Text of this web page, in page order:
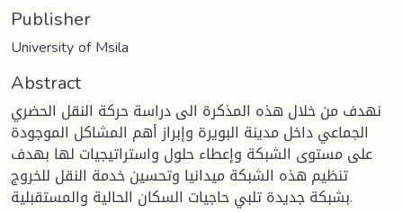
Publisher
University of Msila
Abstract
نهدف من خلال هذه المذكرة الى دراسة حركة النقل الحضري
الجماعي داخل مدينة البويرة وإبراز أهم المشاكل الموجودة
على مستوى الشبكة وإعطاء حلول واستراتيجيات لها بهدف
تنظيم هذه الشبكة ميدانيا وتحسين خدمة النقل للخروج
بشبكة جديدة تلبي حاجيات السكان الحالية والمستقبلية.